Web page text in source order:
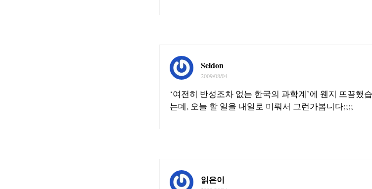
Seldon
2009/08/04
‘여전히 반성조차 없는 한국의 과학계’에 웬지 뜨끔했
는데, 오늘 할 일을 내일로 미뤄서 그런가봅니다;;;;
읽은이